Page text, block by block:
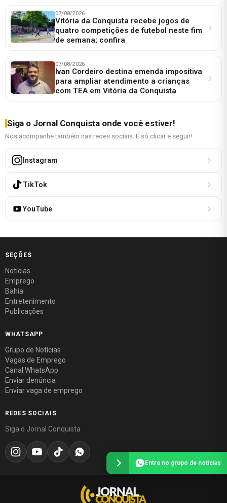
07/08/2026
Vitória da Conquista recebe jogos de
quatro competições de futebol neste fim
de semana; confira
07/08/2026
Ivan Cordeiro destina emenda impositiva
para ampliar atendimento a crianças
com TEA em Vitória da Conquista
Siga o Jornal Conquista onde você estiver!
Nos acompanhe também nas redes sociais. É só clicar e seguir!
Instagram
TikTok
YouTube
SEÇÕES
Notícias
Emprego
Bahia
Entretenimento
Publicações
WHATSAPP
Grupo de Notícias
Vagas de Emprego
Canal WhatsApp
Enviar denúncia
Enviar vaga de emprego
REDES SOCIAIS
Siga o Jornal Conquista
Entre no grupo de notícias